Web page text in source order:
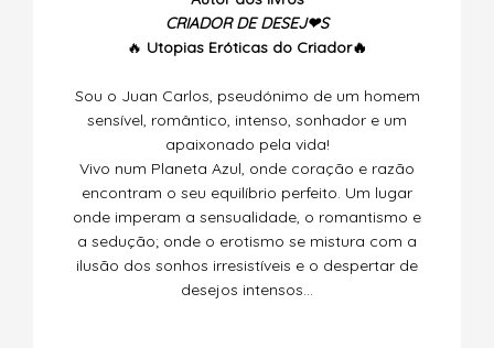
CRIADOR DE DESEJ❤S
🔥 Utopias Eróticas do Criador🔥
Sou o Juan Carlos, pseudónimo de um homem
sensível, romântico, intenso, sonhador e um
apaixonado pela vida!
Vivo num Planeta Azul, onde coração e razão
encontram o seu equilíbrio perfeito. Um lugar
onde imperam a sensualidade, o romantismo e
a sedução; onde o erotismo se mistura com a
ilusão dos sonhos irresistíveis e o despertar de
desejos intensos…